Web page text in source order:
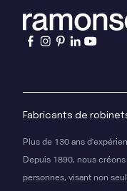
Fabricants de
Plus de 130 ans
Depuis 1890, nous
personnes, visant non